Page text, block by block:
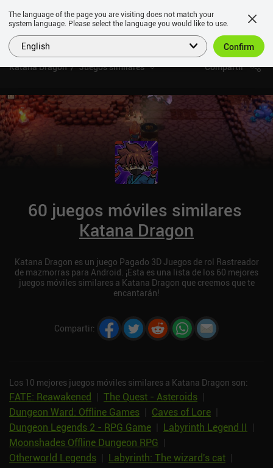
Katana Dragon Juegos similares Compartir
60 juegos móviles similares
Katana Dragon
Katana Dragon es un juego Pagado 3D Juegos de rol Rastreador
de mazmorras para Android. ¡Esta es una lista de los 60 mejores
juegos móviles similares a Katana Dragon que creemos que te
encantarán!
Compartir:
Los 10 mejores juegos móviles similares a Katana Dragon son:
FATE: Reawakened The Quest - Asteroids
Dungeon Ward: Offline Games
Caves of Lore
Dungeon Legends 2 - RPG Game
Labyrinth Legend II
Moonshades Offline Dungeon RPG
Otherworld Legends
Labyrinth: The wizard's cat
The language of the page you are visiting does not match your
system language. Please select the language you would like to use.
English Confirm